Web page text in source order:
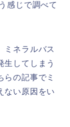
感じで調べて
ミネラルバス
生してしまう
の記事でミ
ない原因をい